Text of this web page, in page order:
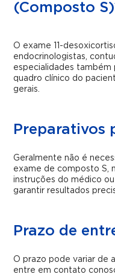
(Composto
O exame 11-
endocrinologistas,
especialidades
quadro clínico do
gerais.
Preparativos
Geralmente não é
exame de composto S,
instruções do médico
garantir resultados
Prazo de
O prazo pode variar de
entre em contato